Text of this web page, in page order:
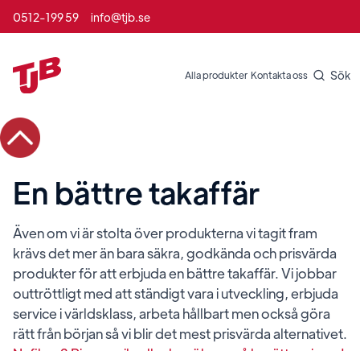
0512-199 59 info@tjb.se
Alla produkter Kontakta oss Sök
En bättre takaffär
Även om vi är stolta över produkterna vi tagit fram
krävs det mer än bara säkra, godkända och prisvärda
produkter för att erbjuda en bättre takaffär. Vi jobbar
outtröttligt med att ständigt vara i utveckling, erbjuda
service i världsklass, arbeta hållbart men också göra
rätt från början så vi blir det mest prisvärda alternativet.